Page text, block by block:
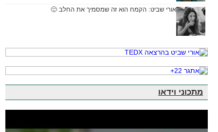
אורי שביט: הקמח הוא זה שמסמיך את החלב 🙂
מתכוני וידאו